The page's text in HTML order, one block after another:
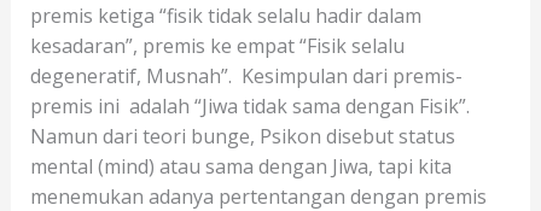
premis ketiga “fisik tidak selalu hadir dalam
kesadaran”, premis ke empat “Fisik selalu
degeneratif, Musnah”. Kesimpulan dari premis-
premis ini adalah “Jiwa tidak sama dengan Fisik”.
Namun dari teori bunge, Psikon disebut status
mental (mind) atau sama dengan Jiwa, tapi kita
menemukan adanya pertentangan dengan premis